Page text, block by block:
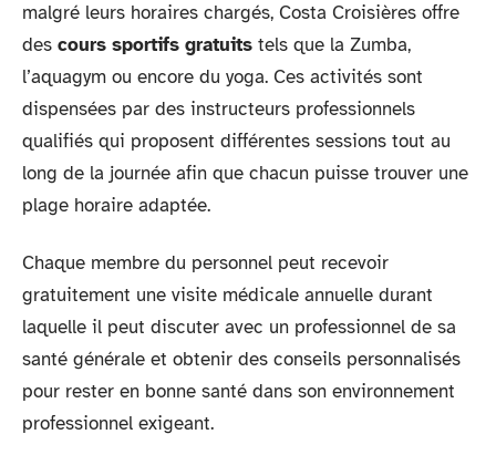
malgré leurs horaires chargés, Costa Croisières offre
des cours sportifs gratuits tels que la Zumba,
l’aquagym ou encore du yoga. Ces activités sont
dispensées par des instructeurs professionnels
qualifiés qui proposent différentes sessions tout au
long de la journée afin que chacun puisse trouver une
plage horaire adaptée.
Chaque membre du personnel peut recevoir
gratuitement une visite médicale annuelle durant
laquelle il peut discuter avec un professionnel de sa
santé générale et obtenir des conseils personnalisés
pour rester en bonne santé dans son environnement
professionnel exigeant.